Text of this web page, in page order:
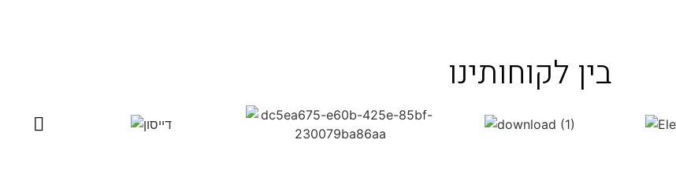
בין לקוחותינו